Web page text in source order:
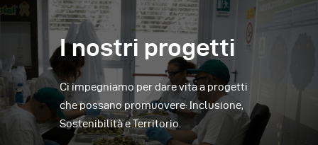
I nostri progetti
Ci impegniamo per dare vita a progetti
che possano promuovere: Inclusione,
Sostenibilità e Territorio.